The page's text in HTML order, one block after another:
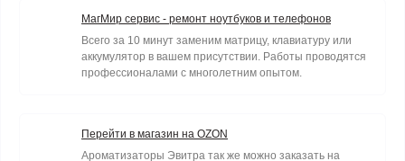
МагМир сервис - ремонт ноутбуков и телефонов
Всего за 10 минут заменим матрицу, клавиатуру или
аккумулятор в вашем присутствии. Работы проводятся
профессионалами с многолетним опытом.
Перейти в магазин на OZON
Ароматизаторы Эвитра так же можно заказать на